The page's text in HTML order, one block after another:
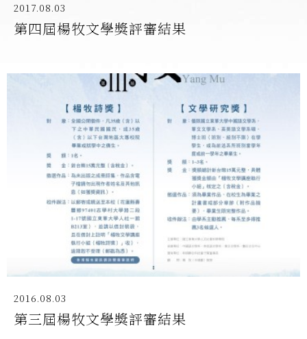
2017.08.03
第四屆楊牧文學獎評審結果
2016.08.03
第三屆楊牧文學獎評審結果